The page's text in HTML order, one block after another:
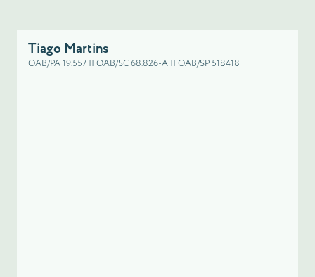
Tiago Martins
OAB/PA 19.557 || OAB/SC 68.826-A || OAB/SP 518418